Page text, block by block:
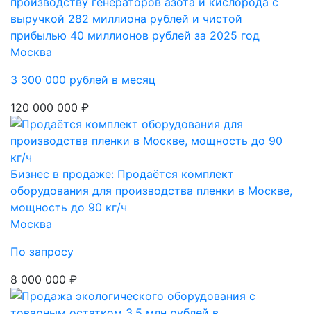
выручкой 282 миллиона рублей и чистой
прибылью 40 миллионов рублей за 2025 год
Москва
3 300 000 рублей в месяц
120 000 000 ₽
Бизнес в продаже: Продаётся комплект
оборудования для производства пленки в Москве,
мощность до 90 кг/ч
Москва
По запросу
8 000 000 ₽